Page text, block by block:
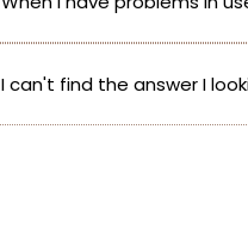
I can't find the answer I